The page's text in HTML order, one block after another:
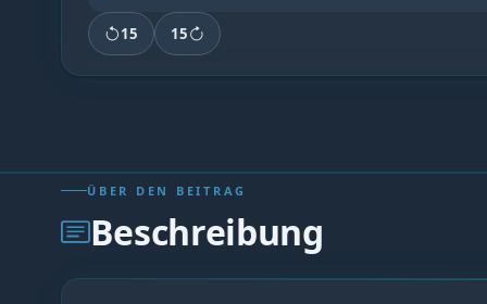
15 15
ÜBER DEN BEITRAG
Beschreibung